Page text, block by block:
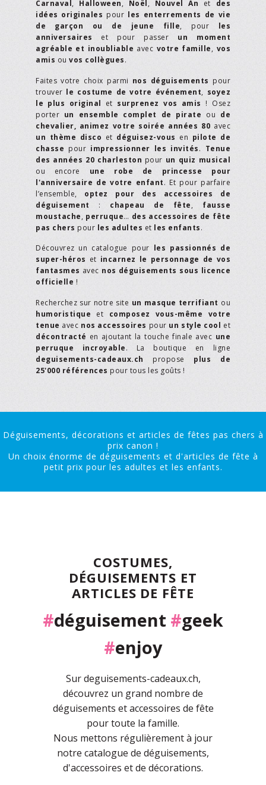
Carnaval , Halloween, Noël , Nouvel An et des
idées originales pour les enterrements de vie
de garçon ou de jeune fille, pour les
anniversaires et pour passer un moment
agréable et inoubliable avec votre famille, vos
amis ou vos collègues.
Faites votre choix parmi nos déguisements pour
trouver le costume de votre événement, soyez
le plus original et surprenez vos amis ! Osez
porter un ensemble complet de pirate ou de
chevalier, animez votre soirée années 80 avec
un thème disco et déguisez-vous en pilote de
chasse pour impressionner les invités. Tenue
des années 20 charleston pour un quiz musical
ou encore une robe de princesse pour
l'anniversaire de votre enfant. Et pour parfaire
l’ensemble, optez pour des accessoires de
déguisement : chapeau de fête, fausse
moustache, perruque… des accessoires de fête
pas chers pour les adultes et les enfants.
Découvrez un catalogue pour les passionnés de
super-héros et incarnez le personnage de vos
fantasmes avec nos déguisements sous licence
officielle !
Recherchez sur notre site un masque terrifiant ou
humoristique et composez vous-même votre
tenue avec nos accessoires pour un style cool et
décontracté en ajoutant la touche finale avec une
perruque incroyable. La boutique en ligne
deguisements-cadeaux.ch propose plus de
25'000 références pour tous les goûts !
Déguisements, décorations et articles de fêtes pas chers à
prix canon !
Un choix énorme de déguisements et d'articles de fête à
petit prix pour les adultes et les enfants.
COSTUMES,
DÉGUISEMENTS ET
ARTICLES DE FÊTE
#déguisement #geek
#enjoy
Sur deguisements-cadeaux.ch,
découvrez un grand nombre de
déguisements et accessoires de fête
pour toute la famille.
Nous mettons régulièrement à jour
notre catalogue de déguisements,
d'accessoires et de décorations.